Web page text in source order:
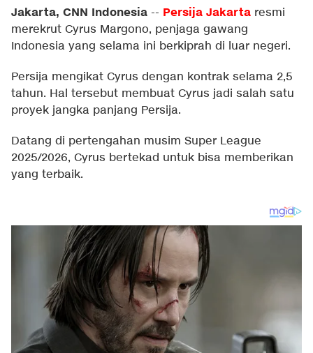
Jakarta, CNN Indonesia -- Persija Jakarta resmi
merekrut Cyrus Margono, penjaga gawang
Indonesia yang selama ini berkiprah di luar negeri.
Persija mengikat Cyrus dengan kontrak selama 2,5
tahun. Hal tersebut membuat Cyrus jadi salah satu
proyek jangka panjang Persija.
Datang di pertengahan musim Super League
2025/2026, Cyrus bertekad untuk bisa memberikan
yang terbaik.